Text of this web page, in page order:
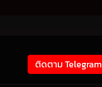
ติดตาม Telegram